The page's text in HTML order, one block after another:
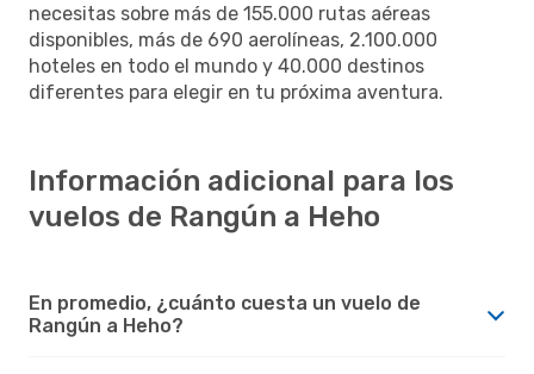
necesitas sobre más de 155.000 rutas aéreas
disponibles, más de 690 aerolíneas, 2.100.000
hoteles en todo el mundo y 40.000 destinos
diferentes para elegir en tu próxima aventura.
Información adicional para los
vuelos de Rangún a Heho
En promedio, ¿cuánto cuesta un vuelo de
Rangún a Heho?